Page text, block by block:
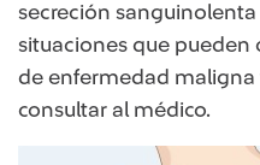
secreción
situaciones que pueden
de enfermedad maligna
consultar al médico.